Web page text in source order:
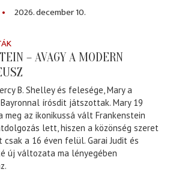
2026. december 10.
– AVAGY A MODERN
B. Shelley és felesége, Mary a
írósdit játszottak. Mary 19
meg az ikonikussá vált Frankenstein
lett, hiszen a közönség szeret
csak a 16 éven felül. Garai Judit és
új változata ma lényegében